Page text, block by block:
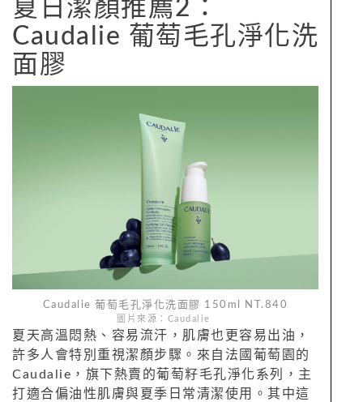
夏日潔顏推薦2：
Caudalie 葡萄毛孔淨化洗
面膠
Caudalie 葡萄毛孔淨化洗面膠 150ml NT.840
圖片來源：Caudalie
夏天高溫悶熱、容易流汗，肌膚也更容易出油，
許多人會特別重視潔顏步驟。來自法國葡萄園的
Caudalie，旗下熱賣的葡萄籽毛孔淨化系列，主
打適合偏油性肌膚與夏季日常清潔使用。其中這